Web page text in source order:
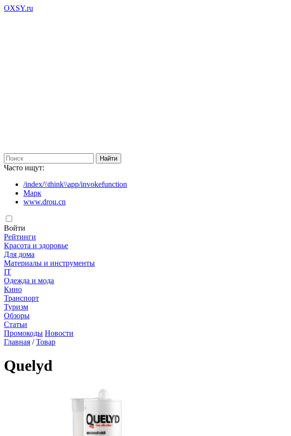
OXSY.ru
Часто ищут:
/index/\\think\\app/invokefunction
Марк
www.drou.cn
Войти
Рейтинги
Красота и здоровье
Для дома
Материалы и инструменты
IT
Одежда и мода
Кино
Транспорт
Туризм
Обзоры
Статьи
Промокоды Новости
Главная /Товар
Quelyd